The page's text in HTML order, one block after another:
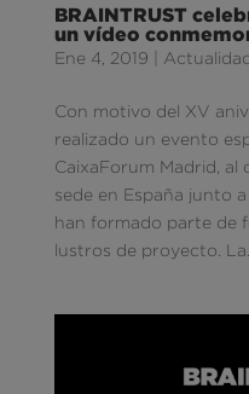
BRAINTRUST
un vídeo
Ene 4, 2019
Con motivo del XV
realizado un evento
CaixaForum Madrid, al
sede en España junto
han formado parte de
lustros de proyecto. La...